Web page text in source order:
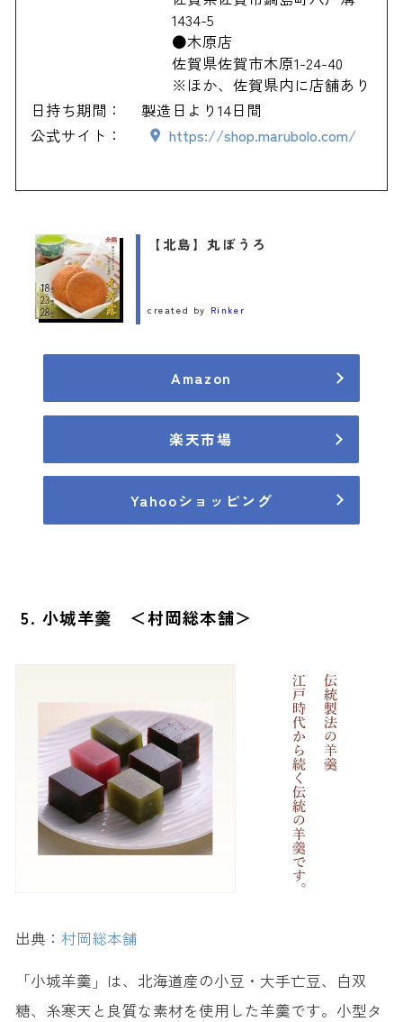
1434-5
●木原店
佐賀県佐賀市木原1-24-40
※ほか、佐賀県内に店舗あり
日持ち期間：
製造日より14日間
公式サイト：
https://shop.marubolo.com/
【北島】丸ぼうろ
created by Rinker
Amazon
楽天市場
Yahooショッピング
5. 小城羊羹 ＜村岡総本舗＞
出典： 村岡総本舗
「小城羊羹」は、北海道産の小豆・大手亡豆、白双
糖、糸寒天と良質な素材を使用した羊羹です。小型タ